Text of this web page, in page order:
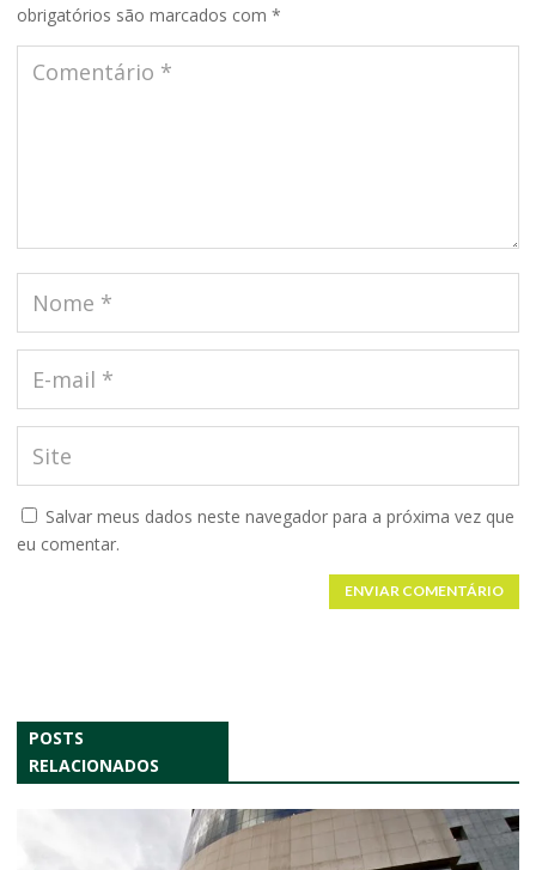
obrigatórios são marcados com *
Salvar meus dados neste navegador para a próxima vez que
eu comentar.
ENVIAR COMENTÁRIO
POSTS
RELACIONADOS